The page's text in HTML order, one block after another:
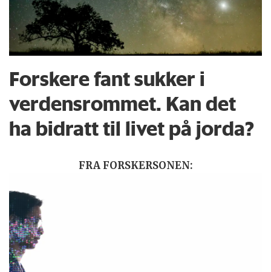
Forskere fant sukker i
verdensrommet. Kan det
ha bidratt til livet på jorda?
FRA FORSKERSONEN: